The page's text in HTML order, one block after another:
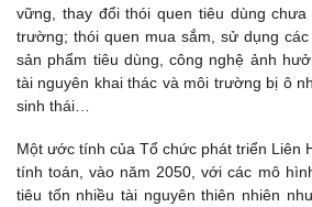
vững, thay đổi thói quen tiêu dùng
trường; thói quen mua sắm, sử dụng
sản phẩm tiêu dùng, công nghệ ảnh
tài nguyên khai thác và môi trường bị ô
sinh thái…
Một ước tính của Tổ chức phát triển Liên
tính toán, vào năm 2050, với các mô
tiêu tốn nhiều tài nguyên thiên nhiên